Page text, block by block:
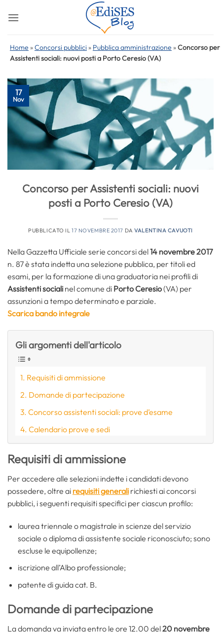
Home »Concorsi pubblici » Pubblica amministrazione »Concorso per
Assistenti sociali: nuovi posti a Porto Ceresio (VA)
17
Nov
Concorso per Assistenti sociali: nuovi
posti a Porto Ceresio (VA)
PUBBLICATO IL17 NOVEMBRE 2017 DAVALENTINA CAVUOTI
Nella Gazzetta Ufficiale serie concorsi del14 novembre 2017
n. 87 è stata indetta una selezione pubblica, per titoli ed
esami, per la formazione di una graduatoria nei profili di
Assistenti sociali nel comune di Porto Ceresio(VA) per
assunzioni a tempo determinato e parziale.
Scarica bando integrale
Gli argomenti dell'articolo
Requisiti di ammissione
Domande di partecipazione
Concorso assistenti sociali: prove d’esame
Calendario prove e sedi
Requisiti di ammissione
Per accedere alle selezioni indette i candidati devono
possedere, oltre ai requisiti generali richiesti ai concorsi
pubblici, i seguenti requisiti specifici per ciascun profilo:
laurea triennale o magistrale in scienze del servizio
sociale o diploma di assistente sociale riconosciuto; sono
escluse le equipollenze;
iscrizione all’Albo professionale;
patente di guida cat. B.
Domande di partecipazione
La domanda va inviata entro le ore 12.00 del20 novembre